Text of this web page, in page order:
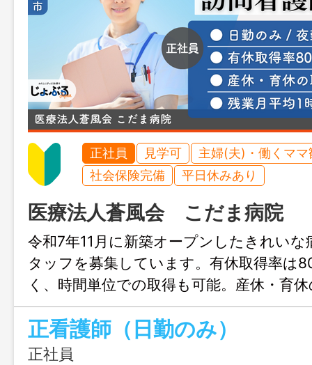
正社員 見学可
主婦(夫)・働くママ
社会保険完備
平日休みあり
医療法人蒼風会 こだま病院
令和7年11月に新築オープンしたきれいな
タッフを募集しています。有休取得率は
く、時間単位での取得も可能。産休・育
り、子育て世代も働きやすい環境です。
ニングなど研修制度も整っており、精神
安心してスタートできます。
正看護師（日勤のみ）
正社員